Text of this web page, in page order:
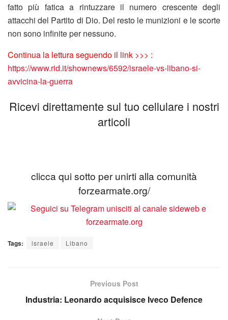
fatto più fatica a rintuzzare il numero crescente degli
attacchi del Partito di Dio. Del resto le munizioni e le scorte
non sono infinite per nessuno.
Continua la lettura seguendo il link >>> :
https://www.rid.it/shownews/6592/israele-vs-libano-si-
avvicina-la-guerra
Ricevi direttamente sul tuo cellulare i nostri
articoli
clicca qui sotto per unirti alla comunità
forzearmate.org/
Tags: israele Libano
Previous Post
Industria: Leonardo acquisisce Iveco Defence